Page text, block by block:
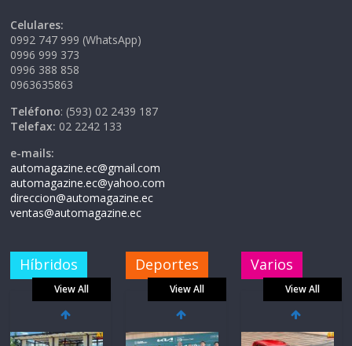
Celulares:
0992 747 999 (WhatsApp)
0996 999 373
0996 388 858
0963635863
Teléfono: (593) 02 2439 187
Telefax: 02 2242 133
e-mails:
automagazine.ec@gmail.com
automagazine.ec@yahoo.com
direccion@automagazine.ec
ventas@automagazine.ec
Híbridos
View All
Deportes
View All
Varios
View All